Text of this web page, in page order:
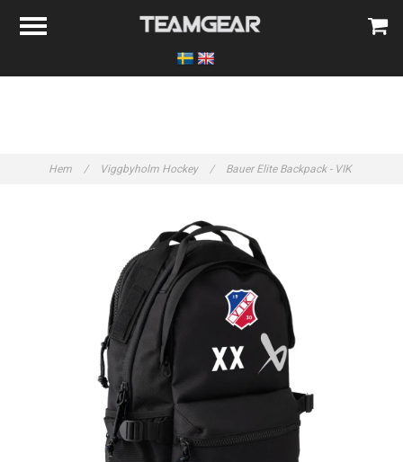
Hem / Viggbyholm Hockey / Bauer Elite Backpack - VIK